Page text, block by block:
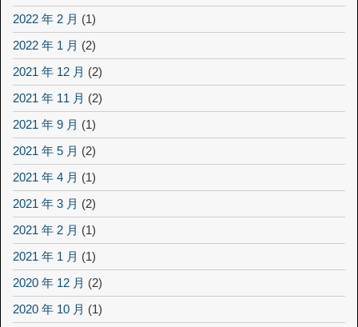
2022 年 2 月 (1)
2022 年 1 月 (2)
2021 年 12 月 (2)
2021 年 11 月 (2)
2021 年 9 月 (1)
2021 年 5 月 (2)
2021 年 4 月 (1)
2021 年 3 月 (2)
2021 年 2 月 (1)
2021 年 1 月 (1)
2020 年 12 月 (2)
2020 年 10 月 (1)